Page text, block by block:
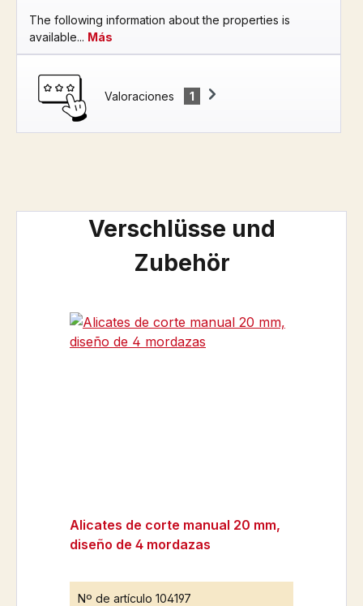
The following information about the properties is
available... Más
Valoraciones 1
Omitir la galería de productos
Verschlüsse und
Zubehör
Alicates de corte manual 20 mm,
diseño de 4 mordazas
Nº de artículo 104197